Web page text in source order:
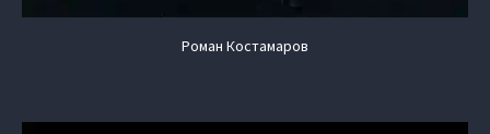
Роман Костамаров